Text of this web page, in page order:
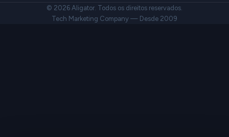
© 2026 Aligator. Todos os direitos reservados.
Tech Marketing Company — Desde 2009